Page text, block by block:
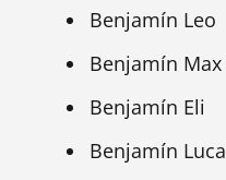
Benjamín Leo
Benjamín Max
Benjamín Eli
Benjamín Luca